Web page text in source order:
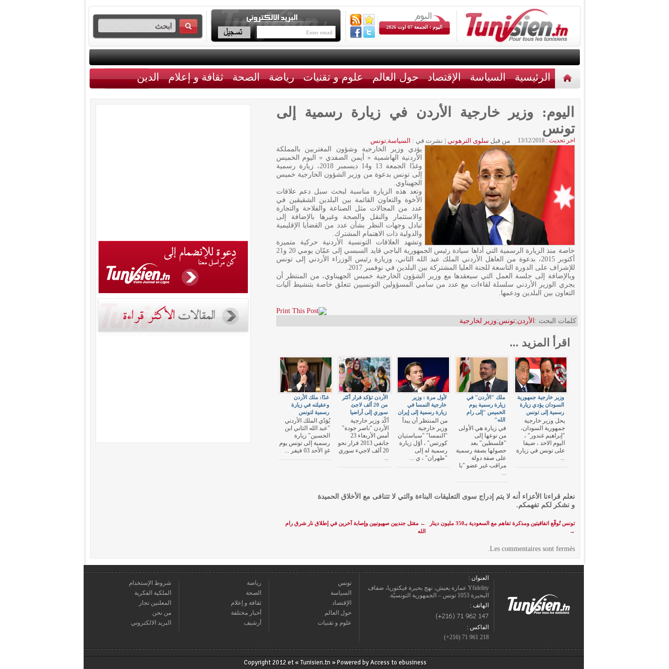
اليوم : الجمعة 07 اوت 2026
الرئيسية السياسة الإقتصاد حول العالم علوم و تقنيات رياضة الصحة ثقافة و إعلام الدين
اليوم: وزير خارجية الأردن في زيارة رسمية إلى
تونس
اخر تحديث : 13/12/2018 من قبل سلوى الترهوني | نشرت في : السياسة,تونس
يؤدي وزير الخارجية وشؤون المغتربين بالمملكة
الأردنية الهاشمية « أيمن الصفدي » اليوم الخميس
وغدًا الجمعة 13 و14 ديسمبر 2018، زيارة رسمية
إلى تونس بدعوة من وزير الشؤون الخارجية خميس
الجهيناوي.
وتعد هذه الزيارة مناسبة لبحث سبل دعم علاقات
الأخوة والتعاون القائمة بين البلدين الشقيقين في
عدد من المجالات مثل الصناعة والفلاحة والتجارة
والاستثمار والنقل والصحة وغيرها بالإضافة إلى
تبادل وجهات النظر بشأن عدد من القضايا الإقليمية
والدولية ذات الاهتمام المشترك.
وتشهد العلاقات التونسية الأردنية حركية متميزة
خاصة منذ الزيارة الرسمية التي أداها سيادة رئيس الجمهورية الباجي قايد السبسي إلى عمّان يومي 20 و21
أكتوبر 2015، بدعوة من العاهل الأردني الملك عبد الله الثاني، وزيارة رئيس الوزراء الأردني إلى تونس
للإشراف على الدورة التاسعة للجنة العليا المشتركة بين البلدين في نوفمبر 2017.
وبالإضافة إلى جلسة العمل التي سيعقدها مع وزير الشؤون الخارجية خميس الجهيناوي، من المنتظر أن
يجري الوزير الأردني سلسلة لقاءات مع عدد من سامي المسؤولين التونسيين تتعلق خاصة بتنشيط آليات
التعاون بين البلدين ودعمها.
كلمات البحث : الأردن;تونس;وزير لخارجية
اقرأ المزيد ...
غدًا: ملك الأردن
وعقيلته في زيارة
رسمية لتونس
يُؤدّي الملك الأردني
"عبد الله الثاني ابن
الحسين" زيارة
رسمية إلى تونس يوم
غدٍ الأحد 03 فيفر ...
الأردن تؤكد فرار أكثر
من 20 ألف لاجئ
سوري إلى أراضيا
أكّد وزير خارجية
الأردن "ناصر جودة"
أمس الأربعاء 23
جانفي 2013 فرار نحو
20 ألف لاجيء سوري
...
لأول مرة : وزير
خارجية النمسا في
زيارة رسمية إلى إيران
من المنتظر أن يبدأ
وزير خارجية
"النمسا" "سباستيان
كورتس" ، أوّل زيارة
رسمية له إلى
"طهران" ، ي ...
ملك "الأردن" في
زيارة رسمية يوم
الخميس "إلى رام
الله"
في زيارة هي الأولى
من نوعها إلى
"فلسطين" بعد
حصولها بصفة رسمية
على صفة دولة
مراقب غير عضو "با
...
وزير خارجية جمهورية
السودان يؤدي زيارة
رسمية إلى تونس
يحل وزير خارجية
جمهورية السودان،
"إبراهيم غندور" ،
اليوم الاحد ، ضيفا
على تونس في زيارة
...
نعلم قراءنا الأعزاء أنه لا يتم إدراج سوى التعليقات البناءة والتي لا تتنافى مع الأخلاق الحميدة
و نشكر لكم تفهمكم.
← مقتل جنديين صهيونيين وإصابة آخرين في إطلاق نار شرق رام
الله
تونس تُوقّع اتفاقيتين ومذكرة تفاهم مع السعودية بـ350 مليون دينار
→
Les commentaires sont fermés.
العنوان :
Yfidelity عمارة يعيش، نهج بحيرة فيكتوريا، ضفاف
البحيرة 1053 تونس – الجمهورية التونسيّة.
الهاتف :
الفاكس :
218 961 71 (216+)
تونس
السياسة
الإقتصاد
حول العالم
علوم و تقنيات
رياضة
الصحة
ثقافة و إعلام
أخبار مختلفة
أرشيف
شروط الإستخدام
الملكية الفكرية
المعلنين تجار
من نحن
البريد الالكتروني
Copyright 2012 et « Tunisien.tn » Powered byAccess to ebusiness